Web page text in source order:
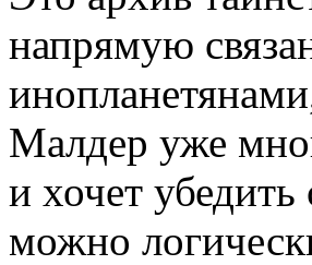
напрямую
Малдер уже
и хочет убедить
можно